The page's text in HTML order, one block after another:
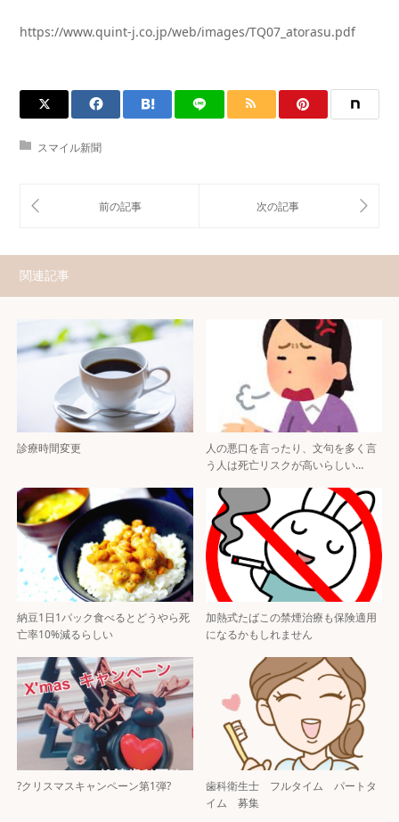
https://www.quint-j.co.jp/web/images/TQ07_atorasu.pdf
スマイル新聞
関連記事
診療時間変更
人の悪口を言ったり、文句を多く言
う人は死亡リスクが高いらしい…
納豆1日1パック食べるとどうやら死
亡率10%減るらしい
加熱式たばこの禁煙治療も保険適用
になるかもしれません
?クリスマスキャンペーン第1弾?
歯科衛生士 フルタイム パートタ
イム 募集